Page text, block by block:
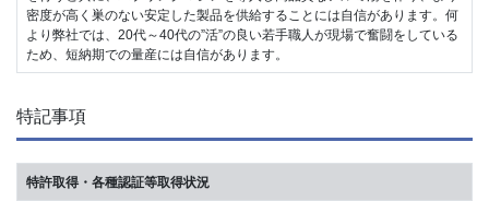
密度が高く巣のない安定した製品を供給することには自信があります。何
より弊社では、20代～40代の”活”の良い若手職人が現場で奮闘をしている
ため、短納期での量産には自信があります。
特記事項
特許取得・各種認証等取得状況